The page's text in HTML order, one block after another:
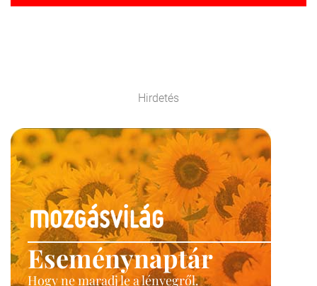
Hirdetés
Eseménynaptár
Hogy ne maradj le a lényegről.